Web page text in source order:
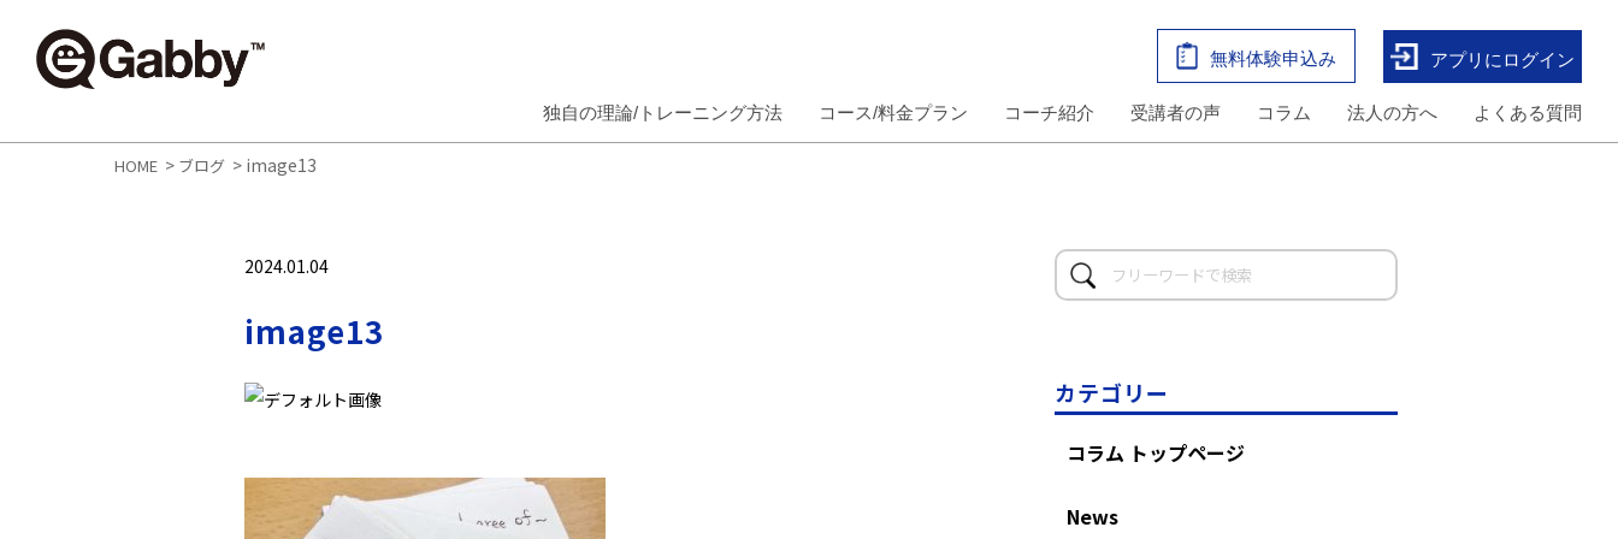
無料体験申込み アプリにログイン
独自の理論/トレーニング方法 コース/料金プラン コーチ紹介 受講者の声 コラム 法人の方へ よくある質問
HOME > ブログ > image13
2024.01.04
image13
カテゴリー
コラム トップページ
News